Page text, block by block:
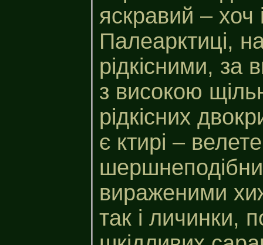
яскравий – хоч
Палеарктиці,
рідкісними, за
з високою
рідкісних
є ктирі –
вираженими
так і личинки,